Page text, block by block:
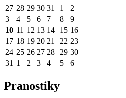
27 28 29 30 31 1
2
3
4 5 6 7 8
9
10 11 12 13 14 15 16
17 18 19 20 21 22 23
24 25 26 27 28 29 30
31 1 2 3 4 5 6
Pranostiky